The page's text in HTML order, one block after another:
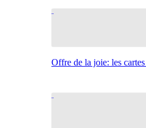
Offre de la joie: les